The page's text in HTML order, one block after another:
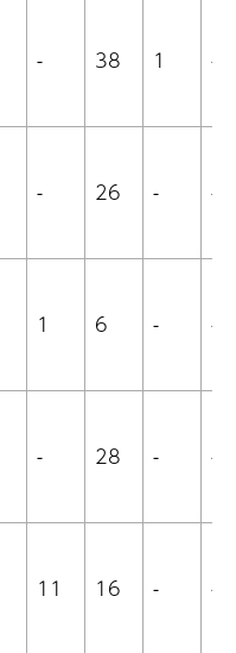
- 38 1 -
- 26 - -
1 6 - -
- 28 - -
11 16 - -